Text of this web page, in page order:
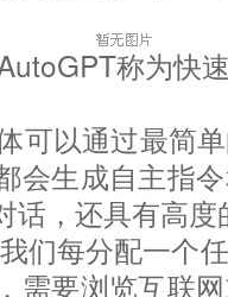
称为快
可以通过最简
会生成自主指
话，还具有高
们每分配一个
需要浏览互联